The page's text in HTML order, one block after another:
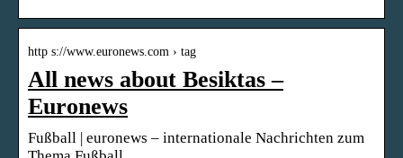
http s://www.euronews.com › tag
All news about Besiktas –
Euronews
Fußball | euronews – internationale Nachrichten zum